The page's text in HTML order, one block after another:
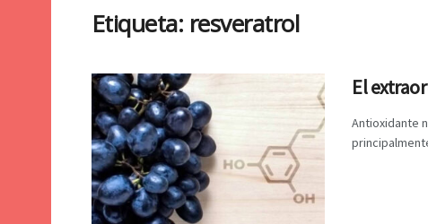
Etiqueta: resveratrol
El
Antioxidante